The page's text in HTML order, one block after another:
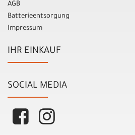
AGB
Batterieentsorgung
Impressum
IHR EINKAUF
SOCIAL MEDIA